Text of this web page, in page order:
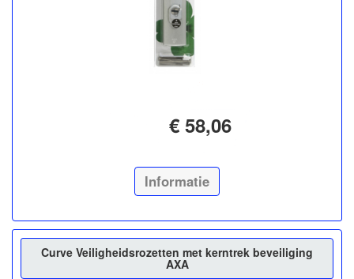
€ 58,06
Informatie
Curve Veiligheidsrozetten met kerntrek beveiliging
AXA